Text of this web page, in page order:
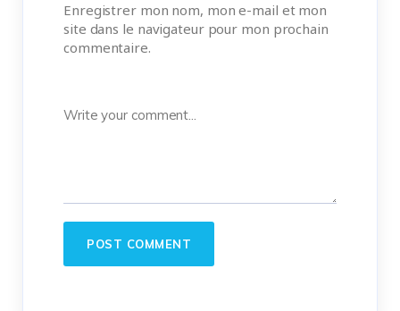
Enregistrer mon nom, mon e-mail et mon
site dans le navigateur pour mon prochain
commentaire.